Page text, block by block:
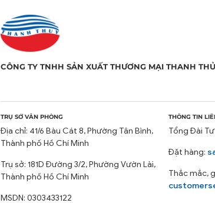
CÔNG TY TNHH SẢN XUẤT THƯƠNG MẠI THANH
TRỤ SỞ VĂN PHÒNG
Địa chỉ: 41/6 Bàu Cát 8, Phường Tân Bình,
Thành phố Hồ Chí Minh
Trụ sở: 181D Đường 3/2, Phường Vườn Lài,
Thành phố Hồ Chí Minh
MSDN: 0303433122
THÔNG TIN
Tổng Đài Tư
Đặt hàng:
Thắc mắc,